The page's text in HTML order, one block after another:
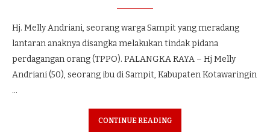
Hj. Melly Andriani, seorang warga Sampit yang meradang
lantaran anaknya disangka melakukan tindak pidana
perdagangan orang (TPPO). PALANGKA RAYA – Hj Melly
Andriani (50), seorang ibu di Sampit, Kabupaten Kotawaringin
…
CONTINUE READING